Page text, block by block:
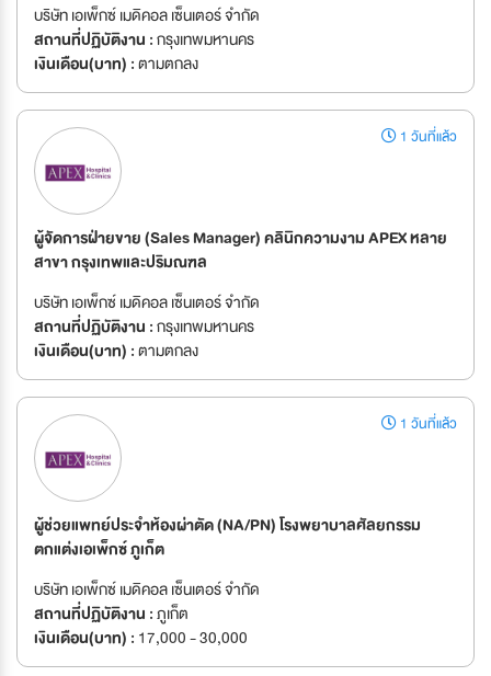
บริษัท เอเพ็กซ์ เมดิคอล เซ็นเตอร์ จำกัด
สถานที่ปฏิบัติงาน :กรุงเทพมหานคร
เงินเดือน(บาท) :ตามตกลง
1 วันที่แล้ว
ผู้จัดการฝ่ายขาย (Sales Manager) คลินิกความงาม APEX หลาย
สาขา กรุงเทพและปริมณฑล
บริษัท เอเพ็กซ์ เมดิคอล เซ็นเตอร์ จำกัด
สถานที่ปฏิบัติงาน :กรุงเทพมหานคร
เงินเดือน(บาท) :ตามตกลง
1 วันที่แล้ว
ผู้ช่วยแพทย์ประจำห้องผ่าตัด (NA/PN) โรงพยาบาลศัลยกรรม
ตกแต่งเอเพ็กซ์ ภูเก็ต
บริษัท เอเพ็กซ์ เมดิคอล เซ็นเตอร์ จำกัด
สถานที่ปฏิบัติงาน :ภูเก็ต
เงินเดือน(บาท) : 17,000 - 30,000